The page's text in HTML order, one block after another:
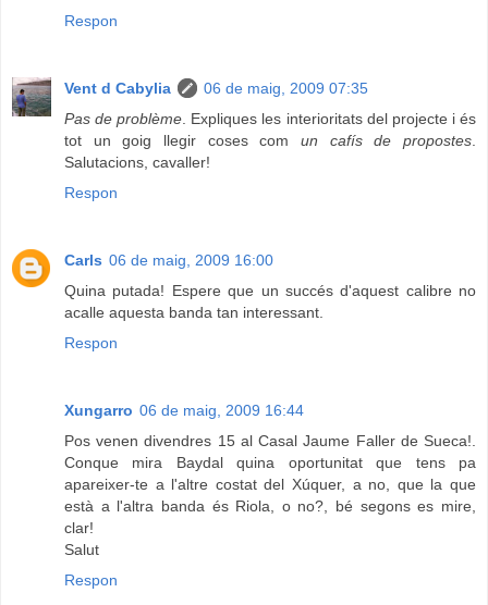
Respon
Vent d Cabylia
06 de maig, 2009 07:35
Pas de problème . Expliques les interioritats del projecte i és
tot un goig llegir coses com un cafís de propostes
Salutacions, cavaller!
Respon
Carls 06 de maig, 2009 16:00
Quina putada! Espere que un succés d'aquest calibre no
acalle aquesta banda tan interessant.
Respon
Xungarro 06 de maig, 2009 16:44
Pos venen divendres 15 al Casal Jaume Faller de Sueca!.
Conque mira Baydal quina oportunitat que tens pa
apareixer-te a l'altre costat del Xúquer, a no, que la que
està a l'altra banda és Riola, o no?, bé segons es mire,
clar!
Salut
Respon